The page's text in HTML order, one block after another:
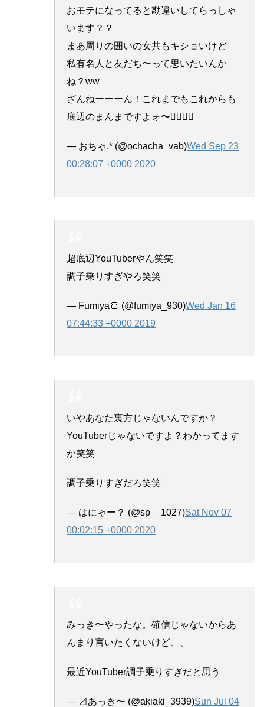
おモテになってると勘違いしてらっしゃ
います？？
まあ周りの囲いの女共もキショいけど
私有名人と友だち〜って思いたいんか
ね？ww
ざんねーーーん！これまでもこれからも
底辺のまんまですよォ〜✌🏻✌🏻
— おちゃ.* (@ochacha_vab)Wed Sep 23
00:28:07 +0000 2020
超底辺YouTuberやん笑笑
調子乗りすぎやろ笑笑
— Fumiya🍞 (@fumiya_930)Wed Jan 16
07:44:33 +0000 2019
いやあなた裏方じゃないんですか？
YouTuberじゃないですよ？わかってます
か笑笑
調子乗りすぎだろ笑笑
— はにゃー？ (@sp__1027)Sat Nov 07
00:02:15 +0000 2020
みっき〜やったな。確信じゃないからあ
んまり言いたくないけど、、
最近YouTuber調子乗りすぎだと思う
— ⊿あっき〜 (@akiaki_3939)Sun Jul 04